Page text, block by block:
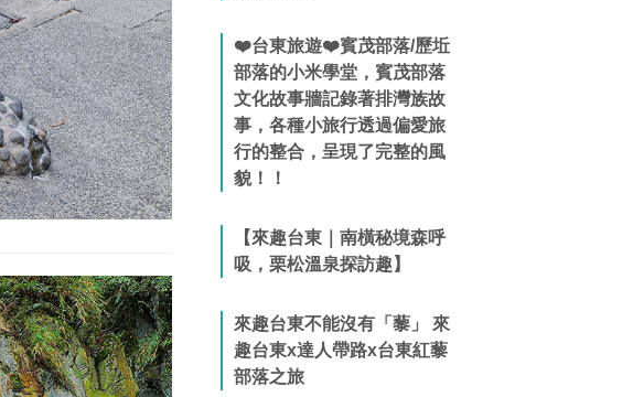
❤️台東旅遊❤️賓茂部落/歷坵
部落的小米學堂，賓茂部落
文化故事牆記錄著排灣族故
事，各種小旅行透過偏愛旅
行的整合，呈現了完整的風
貌！！
【來趣台東｜南橫秘境森呼
吸，栗松溫泉探訪趣】
來趣台東不能沒有「藜」 來
趣台東x達人帶路x台東紅藜
部落之旅